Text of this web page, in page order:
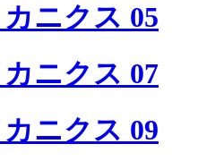
ニクス 05
ニクス 07
ニクス 09